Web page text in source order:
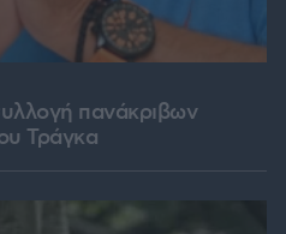
πανάκριβων
Τράγκα